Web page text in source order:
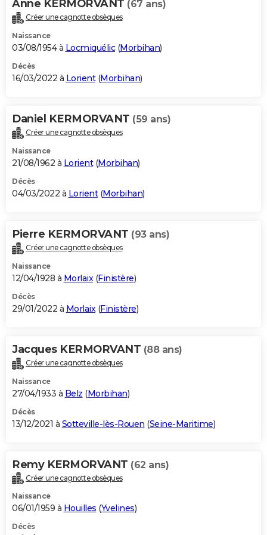
Anne KERMORVANT (67 ans)
Créer une cagnotte obsèques
Naissance
03/08/1954 à Locmiquélic(Morbihan)
Décès
16/03/2022 à Lorient(Morbihan)
Daniel KERMORVANT (59 ans)
Créer une cagnotte obsèques
Naissance
21/08/1962 à Lorient(Morbihan)
Décès
04/03/2022 à Lorient(Morbihan)
Pierre KERMORVANT (93 ans)
Créer une cagnotte obsèques
Naissance
12/04/1928 à Morlaix(Finistère)
Décès
29/01/2022 à Morlaix(Finistère)
Jacques KERMORVANT (88 ans)
Créer une cagnotte obsèques
Naissance
27/04/1933 à Belz (Morbihan)
Décès
13/12/2021 à Sotteville-lès-Rouen (Seine-Maritime)
Remy KERMORVANT (62 ans)
Créer une cagnotte obsèques
Naissance
06/01/1959 à Houilles (Yvelines)
Décès